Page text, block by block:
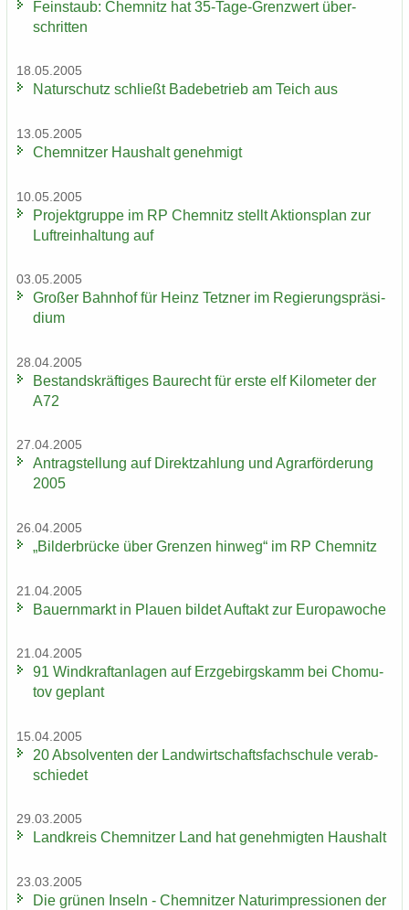
Fein­staub: Chem­nitz hat 35-​Tage-Grenzwert über­
schrit­ten
18.05.2005
Na­tur­schutz schließt Ba­de­be­trieb am Teich aus
13.05.2005
Chem­nit­zer Haus­halt ge­neh­migt
10.05.2005
Pro­jekt­grup­pe im RP Chem­nitz stellt Ak­ti­ons­plan zur
Luft­rein­hal­tung auf
03.05.2005
Gro­ßer Bahn­hof für Heinz Tetz­ner im Re­gie­rungs­prä­si­
di­um
28.04.2005
Be­stands­kräf­ti­ges Bau­recht für erste elf Ki­lo­me­ter der
A72
27.04.2005
An­trag­stel­lung auf Di­rekt­zah­lung und Agrar­för­de­rung
2005
26.04.2005
„Bil­der­brü­cke über Gren­zen hin­weg“ im RP Chem­nitz
21.04.2005
Bau­ern­markt in Plau­en bil­det Auf­takt zur Eu­ro­pa­wo­che
21.04.2005
91 Wind­kraft­an­la­gen auf Erz­ge­birgs­kamm bei Chomu­
tov ge­plant
15.04.2005
20 Ab­sol­ven­ten der Land­wirt­schafts­fach­schu­le ver­ab­
schie­det
29.03.2005
Land­kreis Chem­nit­zer Land hat ge­neh­mig­ten Haus­halt
23.03.2005
Die grü­nen In­seln - Chem­nit­zer Na­turim­pres­sio­nen der